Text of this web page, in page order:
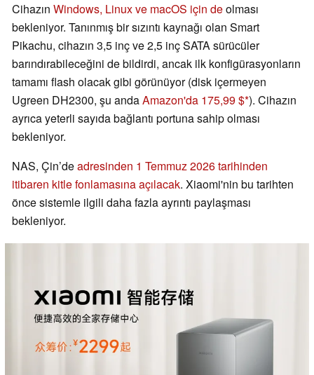
Cihazın Windows, Linux ve macOS için deolması
bekleniyor. Tanınmış bir sızıntı kaynağı olan Smart
Pikachu, cihazın 3,5 inç ve 2,5 inç SATA sürücüler
barındırabileceğini de bildirdi, ancak ilk konfigürasyonların
tamamı flash olacak gibi görünüyor (disk içermeyen
Ugreen DH2300, şu andaAmazon'da 175,99 $ ). Cihazın
ayrıca yeterli sayıda bağlantı portuna sahip olması
bekleniyor.
NAS, Çin’deadresinden 1 Temmuz 2026 tarihinden
itibaren kitle fonlamasına açılacak. Xiaomi'nin bu tarihten
önce sistemle ilgili daha fazla ayrıntı paylaşması
bekleniyor.